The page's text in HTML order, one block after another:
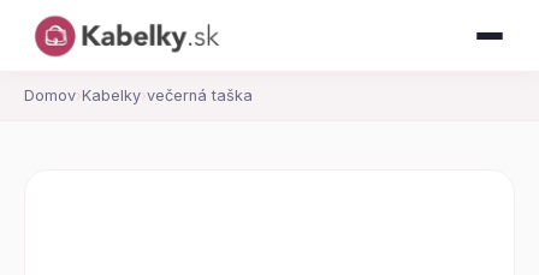
Domov› Kabelky›večerná taška